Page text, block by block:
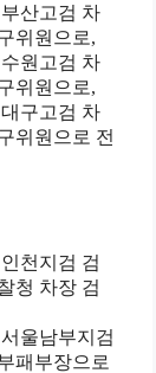
산고검 차
위원으로,
원고검 차
위원으로,
구고검 차
위원으로 전
천지검 검
청 차장 검
울남부지검
패부장으로